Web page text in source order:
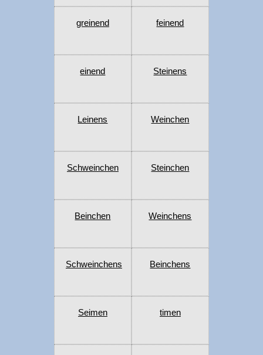
greinend feinend
einend Steinens
Leinens Weinchen
Schweinchen Steinchen
Beinchen Weinchens
Schweinchens Beinchens
Seimen timen